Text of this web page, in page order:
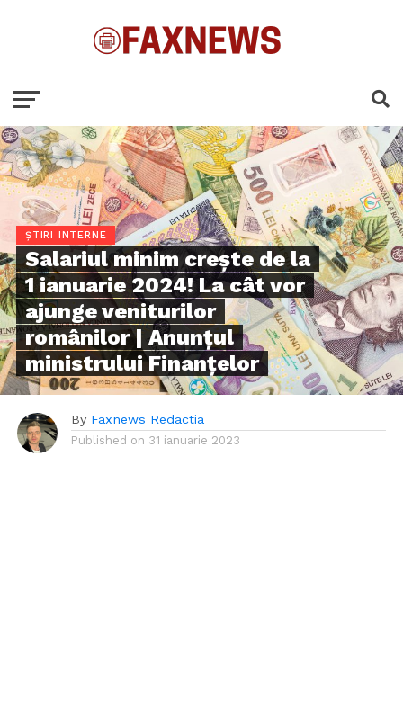
ȘTIRI INTERNE
Salariul minim crește de la
1 ianuarie 2024! La cât vor
ajunge veniturilor
românilor | Anunțul
ministrului Finanțelor
By Faxnews Redactia
Published on 31 ianuarie 2023